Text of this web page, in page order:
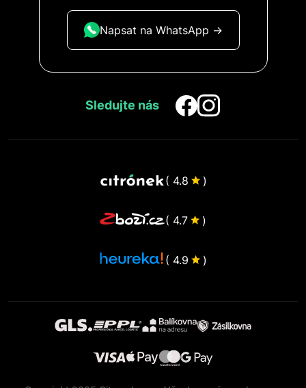
Napsat na WhatsApp ->
Sledujte nás
( 4.8 )
( 4.7 )
( 4.9 )